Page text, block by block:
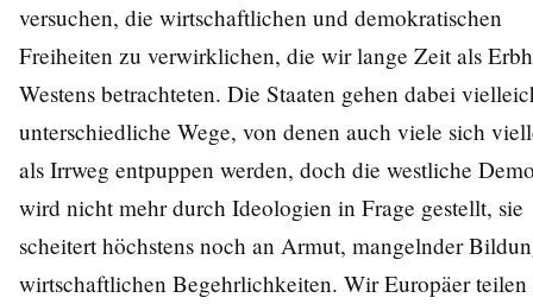
versuchen, die wirtschaftlichen und demokratischen
Freiheiten zu verwirklichen, die wir lange Zeit als
Westens betrachteten. Die Staaten gehen dabei
unterschiedliche Wege, von denen auch viele sich
als Irrweg entpuppen werden, doch die westliche
wird nicht mehr durch Ideologien in Frage gestellt, sie
scheitert höchstens noch an Armut, mangelnder
wirtschaftlichen Begehrlichkeiten. Wir Europäer teilen